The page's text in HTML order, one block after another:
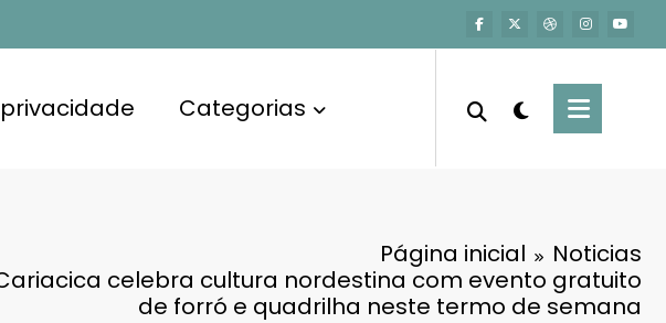
Categorias
Página inicial
Noticias
celebra cultura nordestina com evento gratuito
de forró e quadrilha neste termo de semana